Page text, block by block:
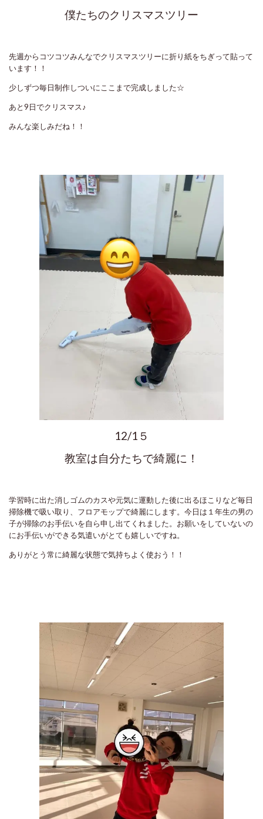
僕たちのクリスマスツリー
先週からコツコツみんなでクリスマスツリーに折り紙をちぎって貼って
います！！
少しずつ毎日制作しついにここまで完成しました☆
あと9日でクリスマス♪
みんな楽しみだね！！
12/1５
教室は自分たちで綺麗に！
学習時に出た消しゴムのカスや元気に運動した後に出るほこりなど毎日
掃除機で吸い取り、フロアモップで綺麗にします。今日は１年生の男の
子が掃除のお手伝いを自ら申し出てくれました。お願いをしていないの
にお手伝いができる気遣いがとても嬉しいですね。
ありがとう常に綺麗な状態で気持ちよく使おう！！